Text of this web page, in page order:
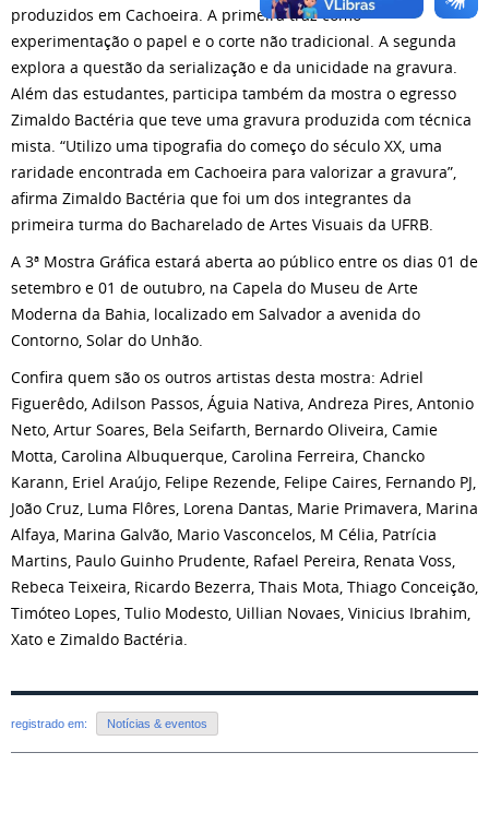
produzidos em Cachoeira. A primeira traz como
experimentação o papel e o corte não tradicional. A segunda
explora a questão da serialização e da unicidade na gravura.
Além das estudantes, participa também da mostra o egresso
Zimaldo Bactéria que teve uma gravura produzida com técnica
mista. “Utilizo uma tipografia do começo do século XX, uma
raridade encontrada em Cachoeira para valorizar a gravura”,
afirma Zimaldo Bactéria que foi um dos integrantes da
primeira turma do Bacharelado de Artes Visuais da UFRB.
A 3ª Mostra Gráfica estará aberta ao público entre os dias 01 de
setembro e 01 de outubro, na Capela do Museu de Arte
Moderna da Bahia, localizado em Salvador a avenida do
Contorno, Solar do Unhão.
Confira quem são os outros artistas desta mostra: Adriel
Figuerêdo, Adilson Passos, Águia Nativa, Andreza Pires, Antonio
Neto, Artur Soares, Bela Seifarth, Bernardo Oliveira, Camie
Motta, Carolina Albuquerque, Carolina Ferreira, Chancko
Karann, Eriel Araújo, Felipe Rezende, Felipe Caires, Fernando PJ,
João Cruz, Luma Flôres, Lorena Dantas, Marie Primavera, Marina
Alfaya, Marina Galvão, Mario Vasconcelos, M Célia, Patrícia
Martins, Paulo Guinho Prudente, Rafael Pereira, Renata Voss,
Rebeca Teixeira, Ricardo Bezerra, Thais Mota, Thiago Conceição,
Timóteo Lopes, Tulio Modesto, Uillian Novaes, Vinicius Ibrahim,
Xato e Zimaldo Bactéria.
registrado em: Notícias & eventos